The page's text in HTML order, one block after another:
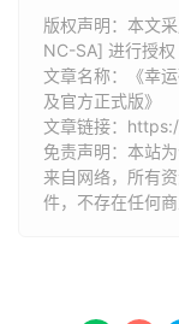
版权声明：本文
NC-SA] 进行授权
文章名称：《幸
及官方正式版》
文章链接：
免责声明：本站
来自网络，所有
件，不存在任何商